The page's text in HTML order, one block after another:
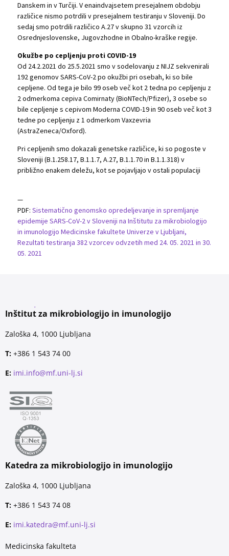
Danskem in v Turčiji. V enaindvajsetem presejalnem obdobju
različice nismo potrdili v presejalnem testiranju v Sloveniji. Do
sedaj smo potrdili različico A.27 v skupno 31 vzorcih iz
Osrednjeslovenske, Jugovzhodne in Obalno-kraške regije.
Okužbe po cepljenju proti COVID-19
Od 24.2.2021 do 25.5.2021 smo v sodelovanju z NIJZ sekvenirali
192 genomov SARS-CoV-2 po okužbi pri osebah, ki so bile
cepljene. Od tega je bilo 99 oseb več kot 2 tedna po cepljenju z
2 odmerkoma cepiva Comirnaty (BioNTech/Pfizer), 3 osebe so
bile cepljenje s cepivom Moderna COVID-19 in 90 oseb več kot 3
tedne po cepljenju z 1 odmerkom Vaxzevria
(AstraZeneca/Oxford).
Pri cepljenih smo dokazali genetske različice, ki so pogoste v
Sloveniji (B.1.258.17, B.1.1.7, A.27, B.1.1.70 in B.1.1.318) v
približno enakem deležu, kot se pojavljajo v ostali populaciji
—
PDF: Sistematično genomsko opredeljevanje in spremljanje
epidemije SARS-CoV-2 v Sloveniji na Inštitutu za mikrobiologijo
in imunologijo Medicinske fakultete Univerze v Ljubljani,
Rezultati testiranja 382 vzorcev odvzetih med 24. 05. 2021 in 30.
05. 2021
Inštitut za mikrobiologijo in imunologijo
Zaloška 4, 1000 Ljubljana
T: +386 1 543 74 00
E: imi.info@mf.uni-lj.si
Katedra za mikrobiologijo in imunologijo
Zaloška 4, 1000 Ljubljana
T: +386 1 543 74 08
E: imi.katedra@mf.uni-lj.si
Medicinska fakulteta